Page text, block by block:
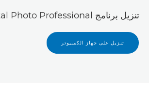
تنزيل برنامج Digital Photo Professional
تنزيل على جهاز الكمبيوتر